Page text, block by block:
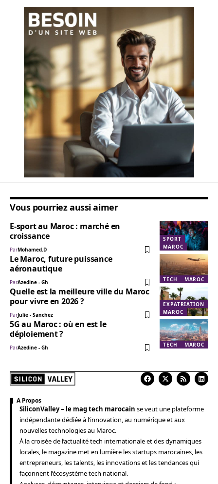
Vous pourriez aussi aimer
SPORT
MAROC
E-sport au Maroc : marché en
croissance
ParMohamed.D
TECH MAROC
Le Maroc, future puissance
aéronautique
ParAzedine - Gh
EXPATRIATION
MAROC
Quelle est la meilleure ville du Maroc
pour vivre en 2026 ?
ParJulie - Sanchez
TECH MAROC
5G au Maroc : où en est le
déploiement ?
ParAzedine - Gh
A Propos
SiliconValley – le mag tech marocain se veut une plateforme
indépendante dédiée à l’innovation, au numérique et aux
nouvelles technologies au Maroc.
À la croisée de l’actualité tech internationale et des dynamiques
locales, le magazine met en lumière les startups marocaines, les
entrepreneurs, les talents, les innovations et les tendances qui
façonnent l’écosystème tech national.